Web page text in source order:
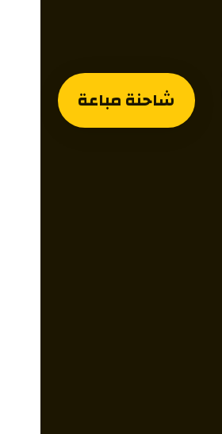
شاحنة مباعة